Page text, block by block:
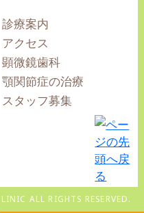
診療案内
アクセス
顕微鏡歯科
顎関節症の治療
スタッフ募集
ALL RIGHTS RESERVED.